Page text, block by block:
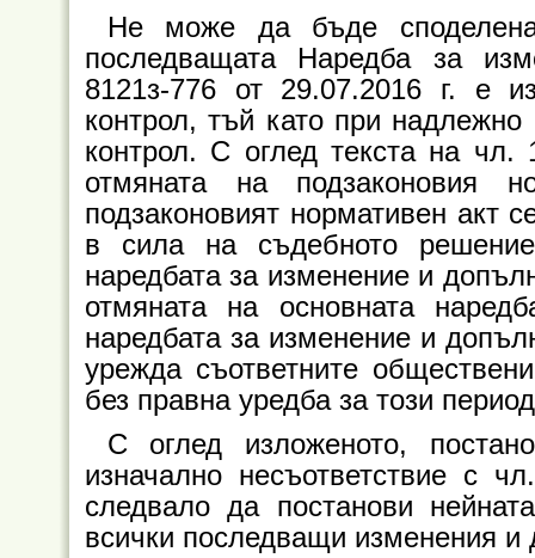
Не може да бъде
последващата Наредба за
8121з-776 от 29.07.2016 г. е
контрол, тъй като при
контрол. С оглед текста на
отмяната на подзаконовия
подзаконовият нормативен акт
в сила на съдебното
наредбата за изменение и
отмяната на основната
наредбата за изменение и
урежда съответните
без правна уредба за този
С оглед изложеното,
изначално несъответствие с
следвало да постанови
всички последващи изменения и